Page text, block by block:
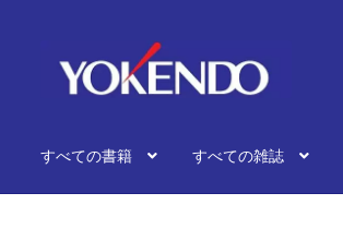
ョ
へ
すべての書籍 すべての雑誌